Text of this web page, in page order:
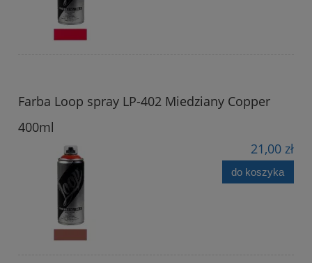
Farba Loop spray LP-402 Miedziany Copper
400ml
21,00 zł
do koszyka